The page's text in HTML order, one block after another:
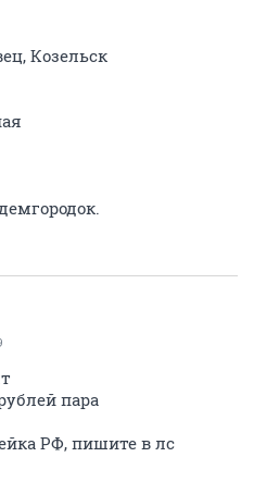
Козельск
пара
РФ, пишите в лс